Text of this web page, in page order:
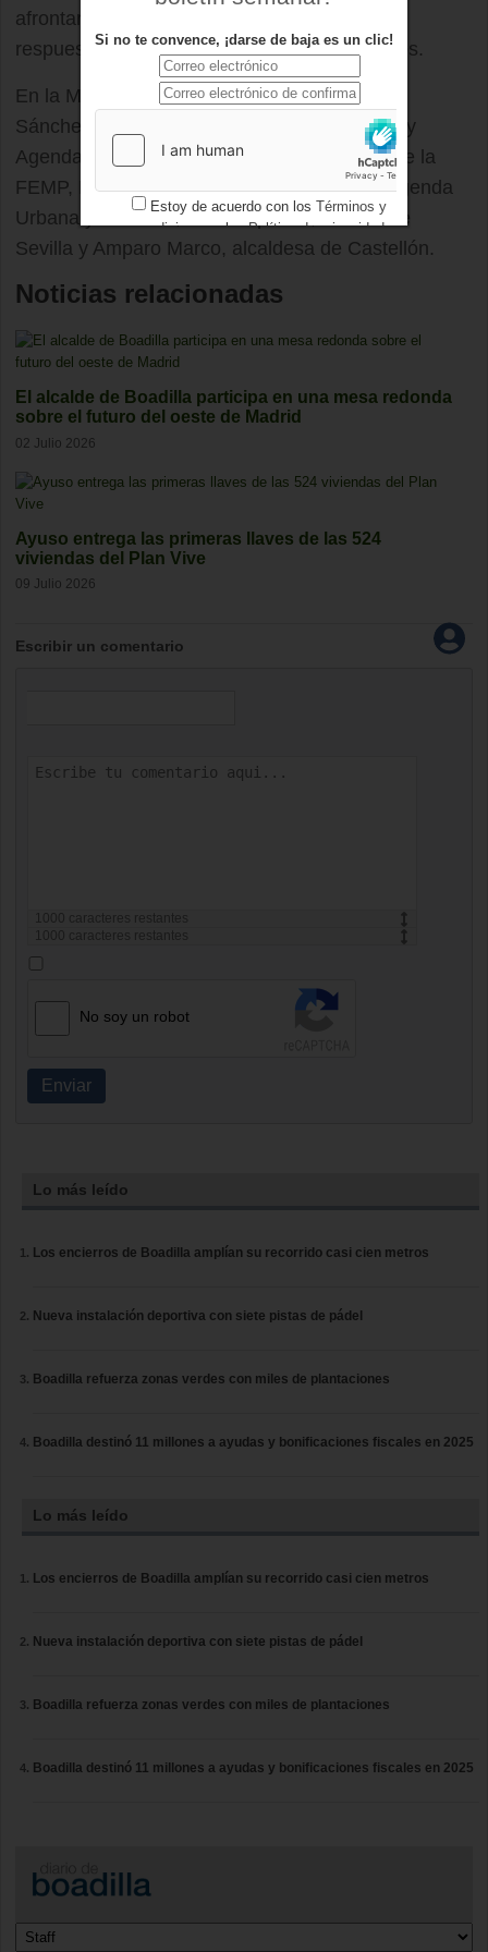
afrontar con agilidad dichos planes y ofrecer
respuestas a las demandas de los ciudadanos.
En la Mesa han participado también Raquel
Sánchez, ministra de Transportes, Movilidad y
Agenda Urbana, Abel Caballero presidente de la
FEMP, David Lucas, secretario general de Agenda
Urbana y Vivienda, Juan Espadas, alcalde de
Sevilla y Amparo Marco, alcaldesa de Castellón.
Noticias relacionadas
El alcalde de Boadilla participa en una mesa redonda
sobre el futuro del oeste de Madrid
02 Julio 2026
Ayuso entrega las primeras llaves de las 524
viviendas del Plan Vive
09 Julio 2026
Escribir un comentario
caracteres restantes
caracteres restantes
No soy un robot
Enviar
Lo más leído
Los encierros de Boadilla amplían su recorrido casi cien metros
Nueva instalación deportiva con siete pistas de pádel
Boadilla refuerza zonas verdes con miles de plantaciones
Boadilla destinó 11 millones a ayudas y bonificaciones fiscales en 2025
Lo más leído
Los encierros de Boadilla amplían su recorrido casi cien metros
Nueva instalación deportiva con siete pistas de pádel
Boadilla refuerza zonas verdes con miles de plantaciones
Boadilla destinó 11 millones a ayudas y bonificaciones fiscales en 2025
Si no te convence, ¡darse de baja es un clic!
Estoy de acuerdo con los Términos y
condicionesy losPolítica de privacidad